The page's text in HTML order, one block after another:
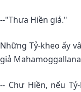
--"Thưa Hiền giả."
Những Tỷ-kheo ấy
giả
-- Chư Hiền, nếu